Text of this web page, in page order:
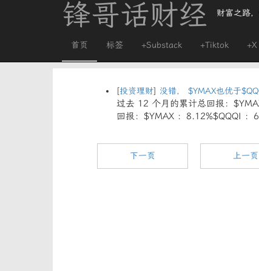
锋哥话财经 财富之路
首页 标签 +Substack +Tiktok +X
[投资理财] 没错， $YMAX也优于
过去 12 个月的累计总回报：
回报：$YMAX ：8.12%$QQQI
下一页 上一页